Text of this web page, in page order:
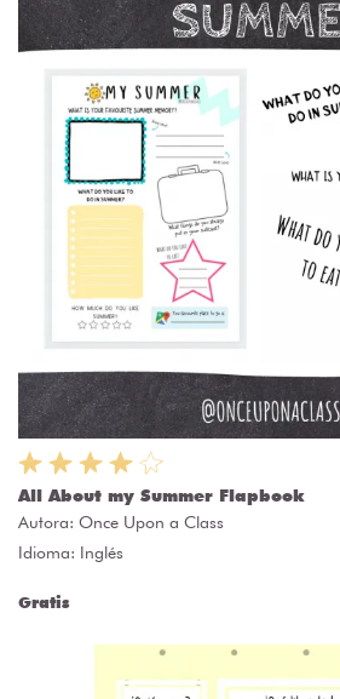
All About my Summer Flapbook
Autora: Once Upon a Class
Idioma: Inglés
Gratis